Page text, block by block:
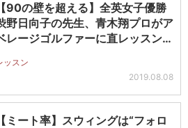
【90の壁を超える】全英女子優勝
野日向子の先生、青木翔プロがア
レージゴルファーに直レッスン
ッスン
2019.08.08
【ミート率】スウィングは“フォロ